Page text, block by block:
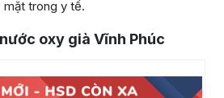
trong y tế.
oxy già Vĩnh Phúc